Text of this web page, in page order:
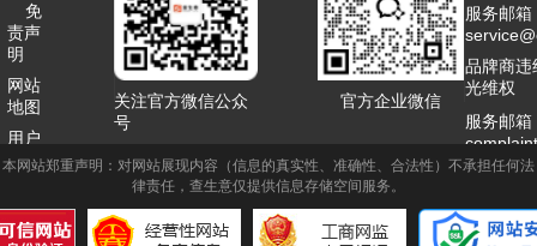
免
责声
明
网站
地图
用户
协议
我们
关注官方微信公众
号
官方企业微信
服务邮箱
品牌商违
光维权
服务邮箱
客服QQ
商务合作
本网站郑重声明：对网站展现内容（信息的真实性、准确性、合法性）不承担任何法
律责任，查生意仅提供信息存储空间服务。